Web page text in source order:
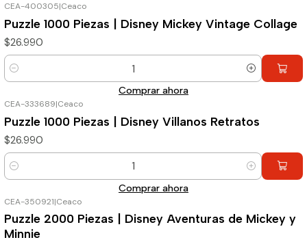
CEA-400305|Ceaco
Puzzle 1000 Piezas | Disney Mickey Vintage Collage
$26.990
Cantidad
Comprar ahora
CEA-333689|Ceaco
Puzzle 1000 Piezas | Disney Villanos Retratos
$26.990
Cantidad
Comprar ahora
Agotado
CEA-350921|Ceaco
Puzzle 2000 Piezas | Disney Aventuras de Mickey y
Minnie